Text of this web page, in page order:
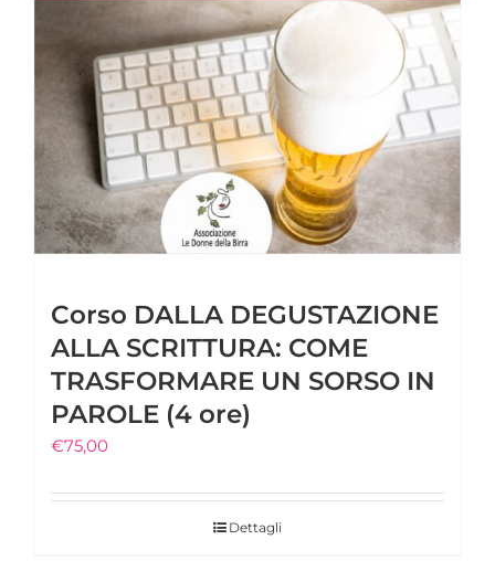
Corso DALLA DEGUSTAZIONE
ALLA SCRITTURA: COME
TRASFORMARE UN SORSO IN
PAROLE (4 ore)
€75,00
Dettagli